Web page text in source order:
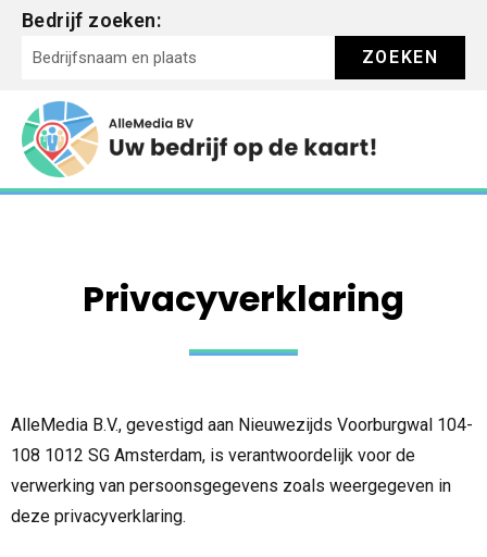
Bedrijf zoeken:
ZOEKEN
Privacyverklaring
AlleMedia B.V., gevestigd aan Nieuwezijds Voorburgwal 104-
108 1012 SG Amsterdam, is verantwoordelijk voor de
verwerking van persoonsgegevens zoals weergegeven in
deze privacyverklaring.